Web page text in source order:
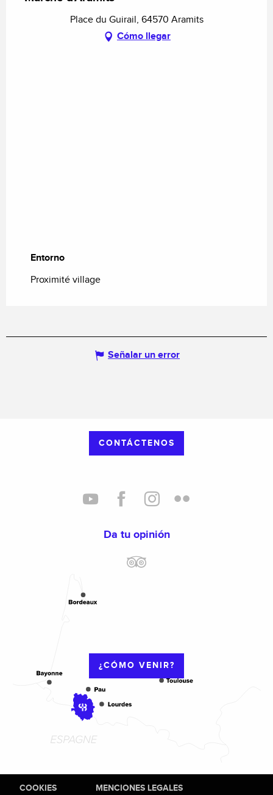
Place du Guirail, 64570 Aramits
Cómo llegar
Entorno
Entorno
Proximité village
Señalar un error
CONTÁCTENOS
Da tu opinión
¿CÓMO VENIR?
COOKIES MENCIONES LEGALES